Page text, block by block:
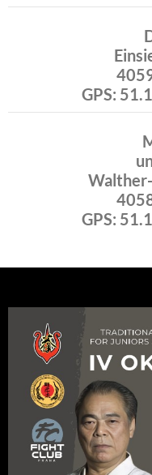
GPS:
GPS: